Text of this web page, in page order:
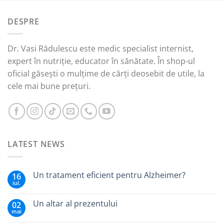
DESPRE
Dr. Vasi Rădulescu este medic specialist internist,
expert în nutriție, educator în sănătate. În shop-ul
oficial găsești o mulțime de cărți deosebit de utile, la
cele mai bune prețuri.
LATEST NEWS
16
iul.
Un tratament eficient pentru Alzheimer?
02
mai
Un altar al prezentului